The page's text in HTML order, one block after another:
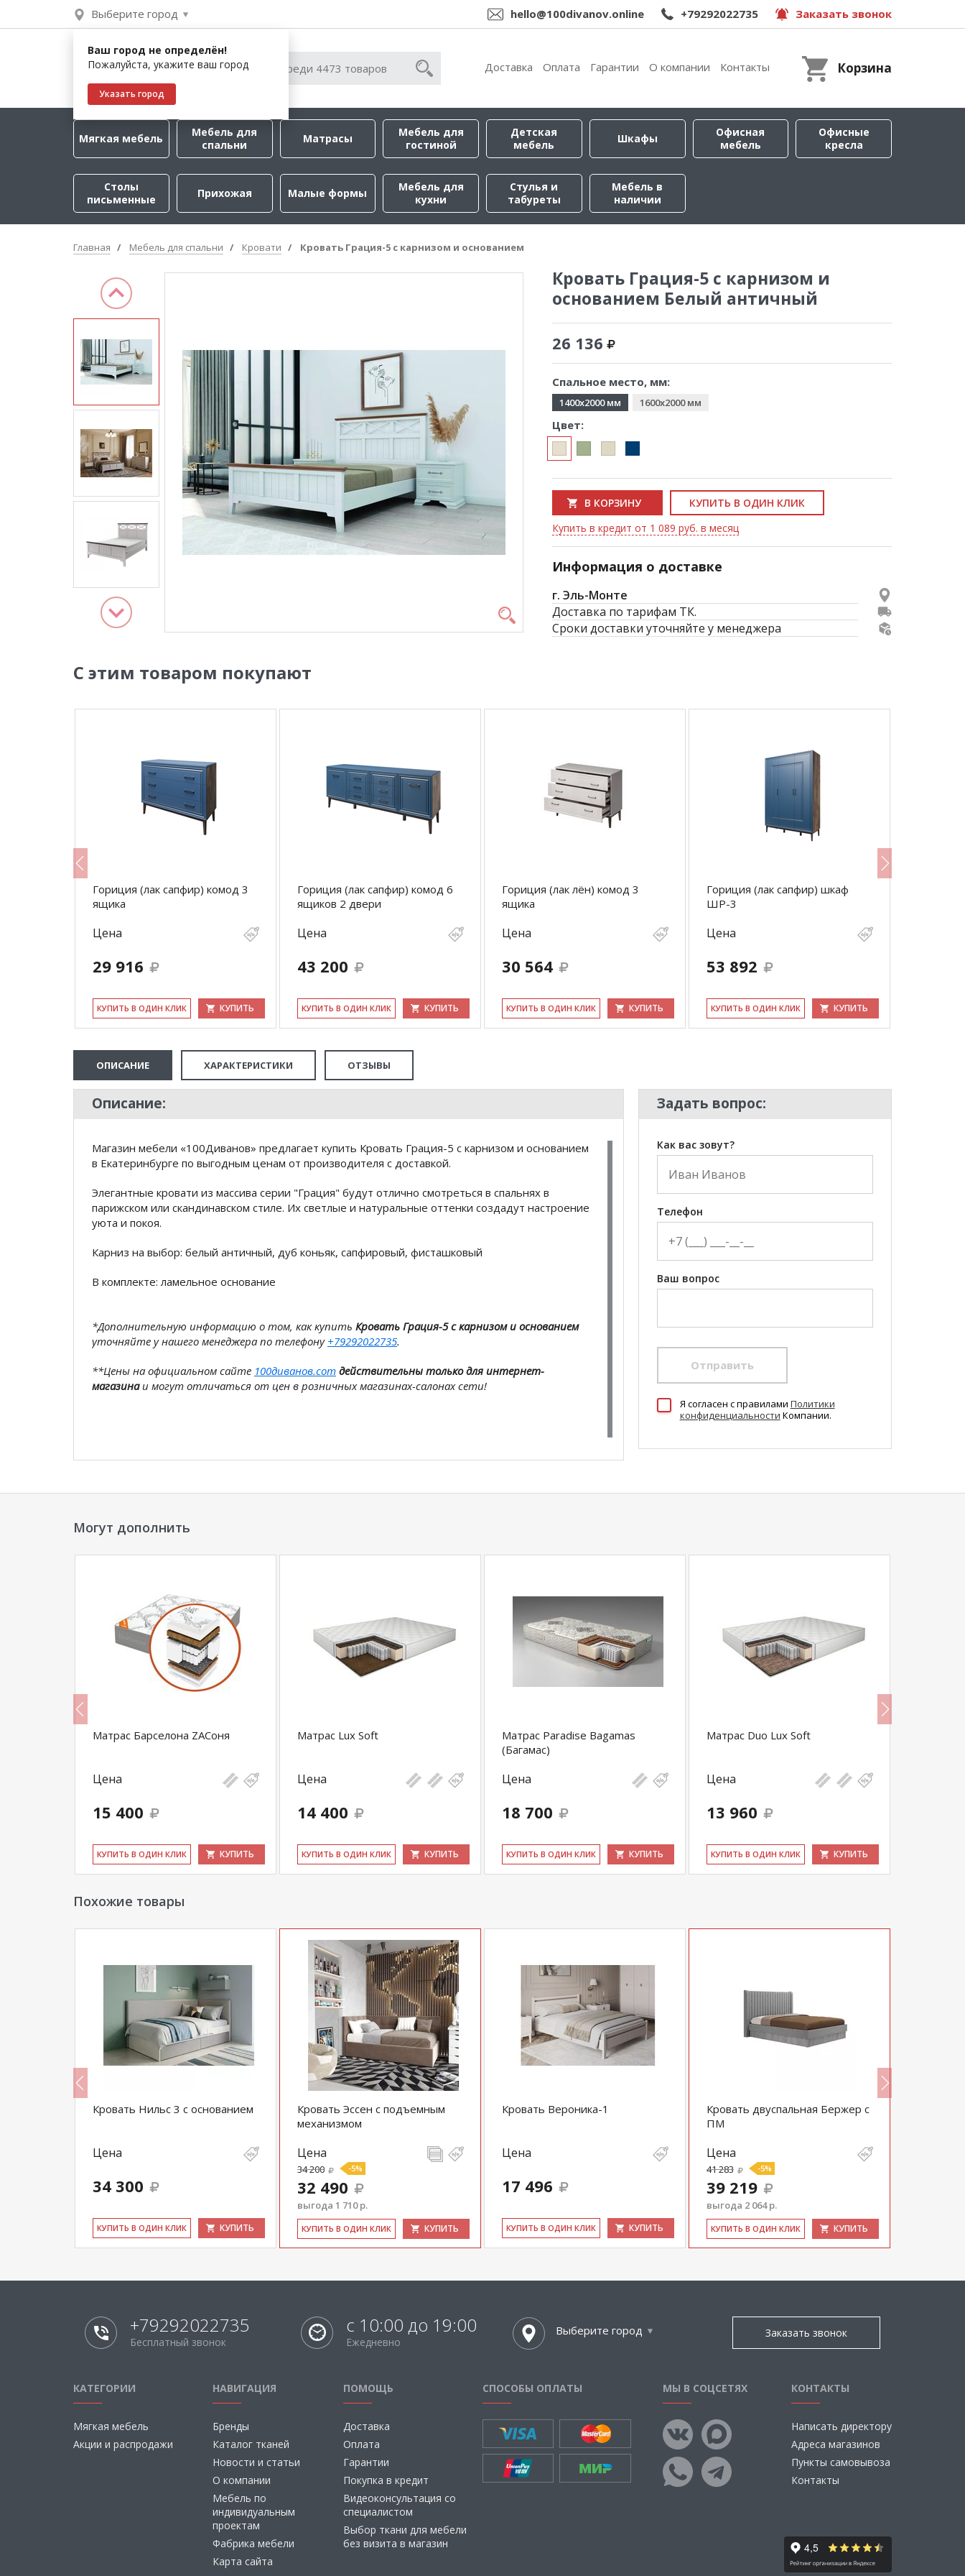
Выберите город
Ваш город не определён!
Пожалуйста, укажите ваш город
Указать город
hello@100divanov.online +79292022735 Заказать звонок
Доставка Оплата Гарантии О компании Контакты Корзина
Мягкая мебель
Мебель для
спальни
Матрасы
Мебель для
гостиной
Детская
мебель
Шкафы
Офисная
мебель
Офисные
кресла
Столы
письменные
Прихожая Малые формы
Мебель для
кухни
Стулья и
табуреты
Мебель в
наличии
Главная Мебель для спальни Кровати Кровать Грация-5 с карнизом и основанием
Кровать Грация-5 с карнизом и
основанием Белый античный
26 136
Спальное место, мм:
1400x2000 мм 1600x2000 мм
Цвет:
В КОРЗИНУ
КУПИТЬ В ОДИН КЛИК
Купить в кредит от 1 089 руб. в месяц
Информация о доставке
г. Эль-Монте
Доставка по тарифам ТК.
Сроки доставки уточняйте у менеджера
С этим товаром покупают
Гориция (лак сапфир) комод 3
ящика
Цена
29 916
КУ­ПИТЬ В ОДИН КЛИК КУПИТЬ
Гориция (лак сапфир) комод 6
ящиков 2 двери
Цена
43 200
КУ­ПИТЬ В ОДИН КЛИК КУПИТЬ
Гориция (лак лён) комод 3
ящика
Цена
30 564
КУ­ПИТЬ В ОДИН КЛИК КУПИТЬ
Гориция (лак сапфир) шкаф
ШР-3
Цена
53 892
КУ­ПИТЬ В ОДИН КЛИК КУПИТЬ
ОПИСАНИЕ ХАРАКТЕРИСТИКИ ОТЗЫВЫ
Описание:
Магазин мебели «100Диванов» предлагает купить Кровать Грация-5 с карнизом и основанием
в Екатеринбурге по выгодным ценам от производителя с доставкой.
Элегантные кровати из массива серии "Грация" будут отлично смотреться в спальнях в
парижском или скандинавском стиле. Их светлые и натуральные оттенки создадут настроение
уюта и покоя.
Карниз на выбор: белый античный, дуб коньяк, сапфировый, фисташковый
В комплекте: ламельное основание
*Дополнительную информацию о том, как купить Кровать Грация-5 с карнизом и основанием
уточняйте у нашего менеджера по телефону +79292022735.
**Цены на официальном сайте 100диванов.com действительны только для интернет-
магазинаи могут отличаться от цен в розничных магазинах-салонах сети!
Задать вопрос:
Как вас зовут?
Телефон
Ваш вопрос
Отправить
Я согласен c правилами Политики
конфиденциальности Компании.
Могут дополнить
Матрас Барселона ZAСоня
Цена
15 400
КУ­ПИТЬ В ОДИН КЛИК КУПИТЬ
Матрас Lux Soft
Цена
14 400
КУ­ПИТЬ В ОДИН КЛИК КУПИТЬ
Матрас Paradise Bagamas
(Багамас)
Цена
18 700
КУ­ПИТЬ В ОДИН КЛИК КУПИТЬ
Матрас Duo Lux Soft
Цена
13 960
КУ­ПИТЬ В ОДИН КЛИК КУПИТЬ
Похожие товары
Кровать Нильс 3 с основанием
Цена
34 300
КУ­ПИТЬ В ОДИН КЛИК КУПИТЬ
Кровать Эссен с подъемным
механизмом
Цена
34 200 -5%
32 490
выгода 1 710 р.
КУ­ПИТЬ В ОДИН КЛИК КУПИТЬ
Кровать Вероника-1
Цена
17 496
КУ­ПИТЬ В ОДИН КЛИК КУПИТЬ
Кровать двуспальная Бержер с
ПМ
Цена
41 283 -5%
39 219
выгода 2 064 р.
КУ­ПИТЬ В ОДИН КЛИК КУПИТЬ
+79292022735
Бесплатный звонок
с 10:00 до 19:00
Ежедневно
Выберите город Заказать звонок
КАТЕГОРИИ
Мягкая мебель
Акции и распродажи
НАВИГАЦИЯ
Бренды
Каталог тканей
Новости и статьи
О компании
Мебель по
индивидуальным
проектам
Фабрика мебели
Карта сайта
ПОМОЩЬ
Доставка
Оплата
Гарантии
Покупка в кредит
Видеоконсультация со
специалистом
Выбор ткани для мебели
без визита в магазин
СПОСОБЫ ОПЛАТЫ МЫ В СОЦСЕТЯХ КОНТАКТЫ
Написать директору
Адреса магазинов
Пункты самовывоза
Контакты